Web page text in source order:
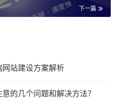
下一篇
站建设方案解析
的几个问题和解决方法？